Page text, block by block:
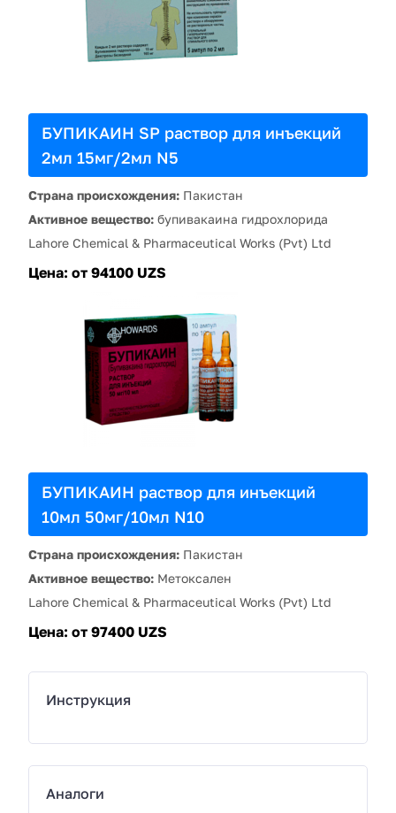
БУПИКАИН SP раствор для инъекций
2мл 15мг/2мл N5
Страна происхождения: Пакистан
Активное вещество: бупивакаина гидрохлорида
Lahore Chemical & Pharmaceutical Works (Pvt) Ltd
Цена: от 94100 UZS
БУПИКАИН раствор для инъекций
10мл 50мг/10мл N10
Страна происхождения: Пакистан
Активное вещество: Метоксален
Lahore Chemical & Pharmaceutical Works (Pvt) Ltd
Цена: от 97400 UZS
Инструкция
Аналоги